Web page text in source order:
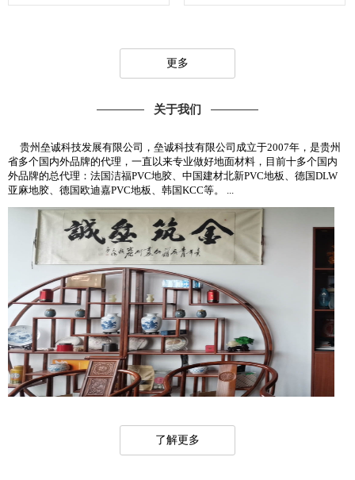
更多
关于我们
贵州垒诚科技发展有限公司，垒诚科技有限公司成立于2007年，是贵州
省多个国内外品牌的代理，一直以来专业做好地面材料，目前十多个国内
外品牌的总代理：法国洁福PVC地胶、中国建材北新PVC地板、德国DLW
亚麻地胶、德国欧迪嘉PVC地板、韩国KCC等。 ...
了解更多